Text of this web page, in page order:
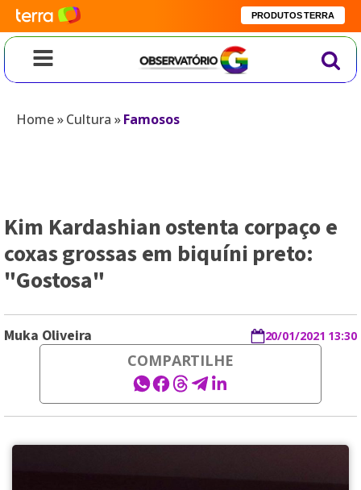
PRODUTOS TERRA
Home»Cultura »Famosos
Kim Kardashian ostenta corpaço e
coxas grossas em biquíni preto:
"Gostosa"
Muka Oliveira 20/01/2021 13:30
COMPARTILHE